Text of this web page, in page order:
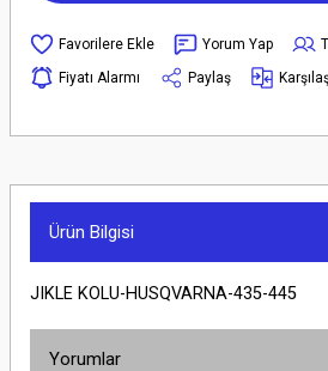
Yorum Yap
Fiyatı Alarmı
Paylaş
Ürün Bilgisi
JIKLE KOLU-HUSQVARNA-435-445
Yorumlar